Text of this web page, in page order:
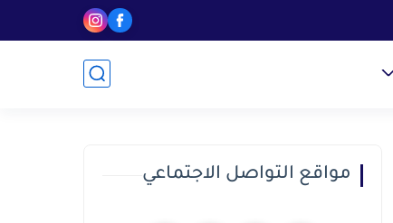
مواقع التواصل الاجتماعي